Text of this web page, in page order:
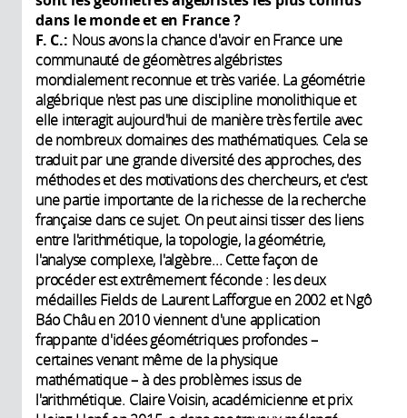
dans le monde et en France ?
F. C.: Nous avons la chance d'avoir en France une
communauté de géomètres algébristes
mondialement reconnue et très variée. La géométrie
algébrique n'est pas une discipline monolithique et
elle interagit aujourd'hui de manière très fertile avec
de nombreux domaines des mathématiques. Cela se
traduit par une grande diversité des approches, des
méthodes et des motivations des chercheurs, et c'est
une partie importante de la richesse de la recherche
française dans ce sujet. On peut ainsi tisser des liens
entre l'arithmétique, la topologie, la géométrie,
l'analyse complexe, l'algèbre... Cette façon de
procéder est extrêmement féconde : les deux
médailles Fields de Laurent Lafforgue en 2002 et Ngô
Báo Châu en 2010 viennent d'une application
frappante d'idées géométriques profondes –
certaines venant même de la physique
mathématique – à des problèmes issus de
l'arithmétique. Claire Voisin, académicienne et prix